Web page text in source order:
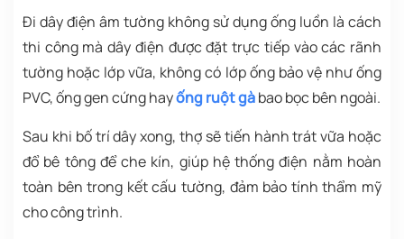
Đi dây điện âm tường không sử dụng ống luồn là cách
thi công mà dây điện được đặt trực tiếp vào các rãnh
tường hoặc lớp vữa, không có lớp ống bảo vệ như ống
PVC, ống gen cứng hayống ruột gàbao bọc bên ngoài.
Sau khi bố trí dây xong, thợ sẽ tiến hành trát vữa hoặc
đổ bê tông để che kín, giúp hệ thống điện nằm hoàn
toàn bên trong kết cấu tường, đảm bảo tính thẩm mỹ
cho công trình.